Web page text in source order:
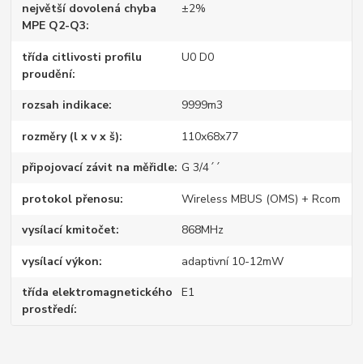
největší dovolená chyba
MPE Q2-Q3
±2%
třída citlivosti profilu
proudění
U0 D0
rozsah indikace 9999m3
rozměry (l x v x š) 110x68x77
připojovací závit na měřidle G 3/4´´
protokol přenosu Wireless MBUS (OMS) + Rcom
vysílací kmitočet 868MHz
vysílací výkon adaptivní 10-12mW
třída elektromagnetického
prostředí
E1